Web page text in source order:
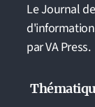
Le Journal
par VA Press.